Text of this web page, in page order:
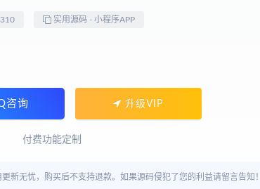
实用源码 - 小程序APP
咨询 升级VIP
付费功能定制
新无忧，购买后不支持退款。如果源码侵犯了您的利益请留言告知！